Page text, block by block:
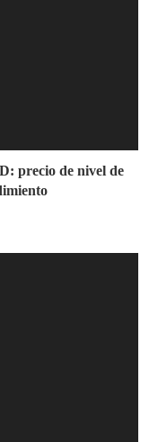
precio de nivel de